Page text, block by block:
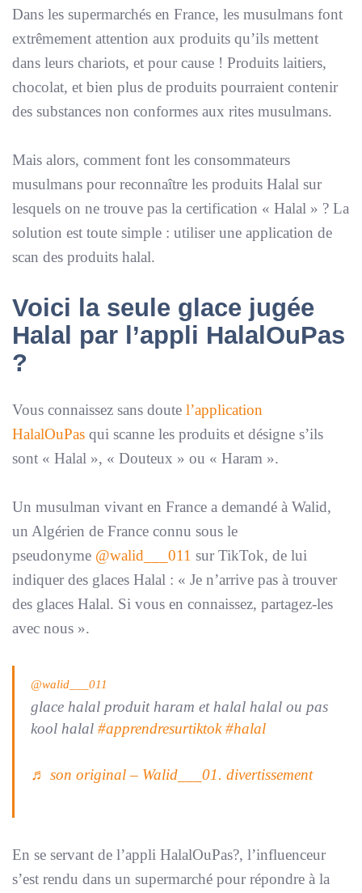
Dans les supermarchés en France, les musulmans font
extrêmement attention aux produits qu’ils mettent
dans leurs chariots, et pour cause ! Produits laitiers,
chocolat, et bien plus de produits pourraient contenir
des substances non conformes aux rites musulmans.
Mais alors, comment font les consommateurs
musulmans pour reconnaître les produits Halal sur
lesquels on ne trouve pas la certification « Halal » ? La
solution est toute simple : utiliser une application de
scan des produits halal.
Voici la seule glace jugée
Halal par l’appli HalalOuPas
?
Vous connaissez sans doute l’application
HalalOuPas qui scanne les produits et désigne s’ils
sont « Halal », « Douteux » ou « Haram ».
Un musulman vivant en France a demandé à Walid,
un Algérien de France connu sous le
pseudonyme @walid___011 sur TikTok, de lui
indiquer des glaces Halal : « Je n’arrive pas à trouver
des glaces Halal. Si vous en connaissez, partagez-les
avec nous ».
@walid___011
glace halal produit haram et halal halal ou pas
kool halal #apprendresurtiktok #halal
♬ son original – Walid___01. divertissement
En se servant de l’appli HalalOuPas?, l’influenceur
s’est rendu dans un supermarché pour répondre à la